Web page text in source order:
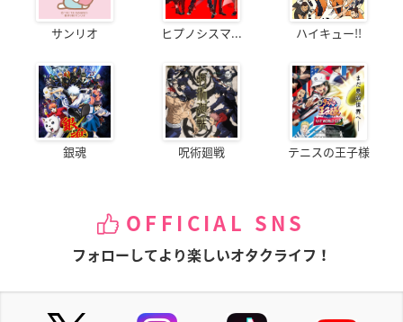
サンリオ ヒプノシスマ... ハイキュー!!
銀魂 呪術廻戦 テニスの王子様
OFFICIAL SNS
フォローしてより楽しいオタクライフ！